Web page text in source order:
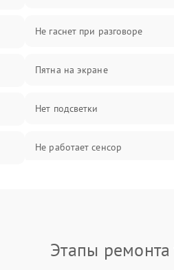
Не гаснет при разговоре
Пятна на экране
Нет подсветки
Не работает сенсор
Не работает Face ID
Этапы